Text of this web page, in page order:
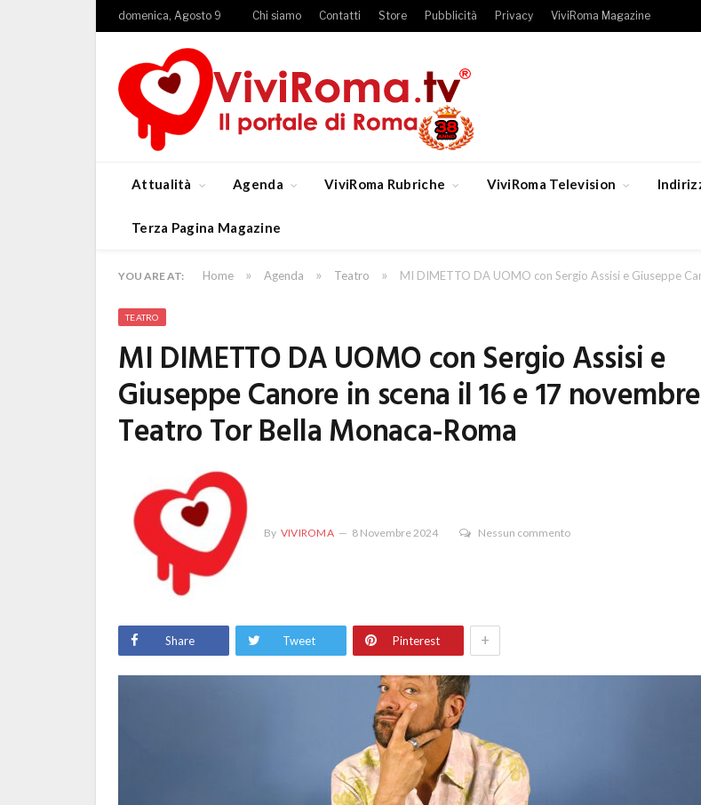
domenica, Agosto 9 Chi siamo Contatti Store Pubblicità Privacy ViviRoma Magazine
Attualità Agenda ViviRoma Rubriche ViviRoma Television
Terza Pagina Magazine
YOU ARE AT: Home » Agenda » Teatro » MI DIMETTO DA UOMO con Sergio Assisi e Giuseppe
TEATRO
MI DIMETTO DA UOMO con Sergio Assisi e
Giuseppe Canore in scena il 16 e 17
Teatro Tor Bella Monaca-Roma
By VIVIROMA 8 Novembre 2024 Nessun commento
Share Tweet Pinterest +